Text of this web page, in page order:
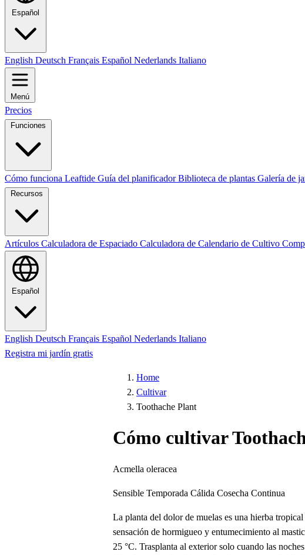
Español
English Deutsch Français Español Nederlands Italiano
Menú
Precios
Funciones
Cómo funciona Leaftide Guía del planificadorBiblioteca de plantas Galería de
Recursos
Artículos Calculadora de Espaciado Calculadora de Calendario de Cultivo
Español
English Deutsch Français Español Nederlands Italiano
Registra mi jardín gratis
Home
Cultivar
Toothache Plant
Cómo cultivar
Acmella oleracea
Sensible Temporada Cálida Cosecha Continua
La planta del dolor de muelas es una hierba
sensación de hormigueo y entumecimiento al
25 °C. Trasplanta al exterior solo cuando las